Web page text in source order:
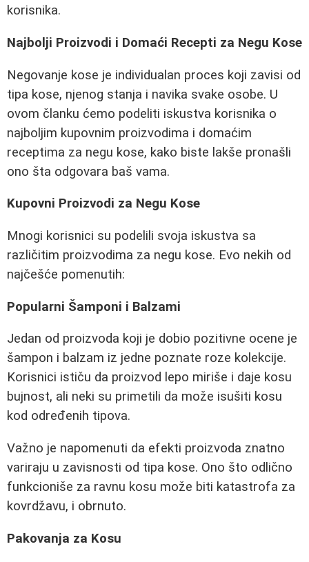
korisnika.
Najbolji Proizvodi i Domaći Recepti za Negu Kose
Negovanje kose je individualan proces koji zavisi od
tipa kose, njenog stanja i navika svake osobe. U
ovom članku ćemo podeliti iskustva korisnika o
najboljim kupovnim proizvodima i domaćim
receptima za negu kose, kako biste lakše pronašli
ono šta odgovara baš vama.
Kupovni Proizvodi za Negu Kose
Mnogi korisnici su podelili svoja iskustva sa
različitim proizvodima za negu kose. Evo nekih od
najčešće pomenutih:
Popularni Šamponi i Balzami
Jedan od proizvoda koji je dobio pozitivne ocene je
šampon i balzam iz jedne poznate roze kolekcije.
Korisnici ističu da proizvod lepo miriše i daje kosu
bujnost, ali neki su primetili da može isušiti kosu
kod određenih tipova.
Važno je napomenuti da efekti proizvoda znatno
variraju u zavisnosti od tipa kose. Ono što odlično
funkcioniše za ravnu kosu može biti katastrofa za
kovrdžavu, i obrnuto.
Pakovanja za Kosu